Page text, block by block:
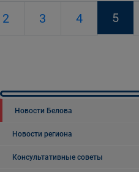
2 3 4 5
Новости Белова
Новости региона
Консультативные советы